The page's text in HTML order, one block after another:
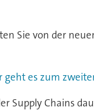
Sie von der
geht es zum
Supply Chains